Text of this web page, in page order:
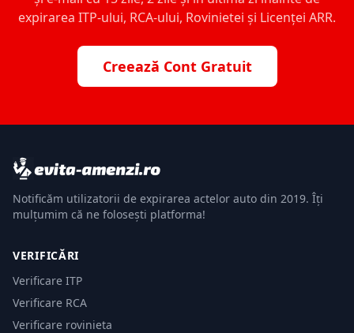
expirarea ITP-ului, RCA-ului, Rovinietei și Licenței ARR.
Creează Cont Gratuit
Notificăm utilizatorii de expirarea actelor auto din 2019. Îți
mulțumim că ne folosești platforma!
VERIFICĂRI
Verificare ITP
Verificare RCA
Verificare rovinieta